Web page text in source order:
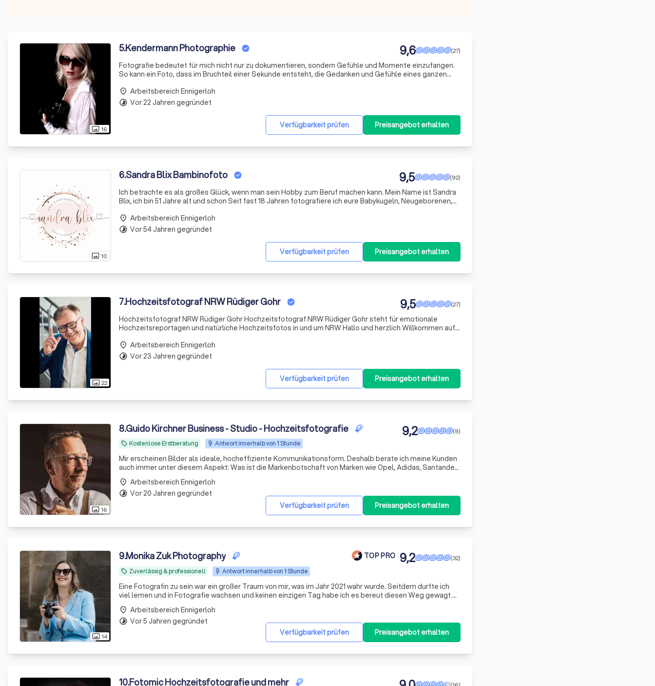
photo_size_select_actual 16
5.Kendermann Photographie (27)
9,6
Fotografie bedeutet für mich nicht nur zu dokumentieren, sondern Gefühle und Momente einzufangen.
So kann ein Foto, dass im Bruchteil einer Sekunde entsteht, die Gedanken und Gefühle eines ganzen
eine pe
Verfügbarkeit prüfen Preisangebot erhalten
place Arbeitsbereich Ennigerloh
timelapse Vor 22 Jahren gegründet
photo_size_select_actual 10
6.Sandra Blix Bambinofoto (92)
9,5
Ich betrachte es als großes Glück, wenn man sein Hobby zum Beruf machen kann. Mein Name ist Sandra
Blix, ich bin 51 Jahre alt und schon Seit fast 18 Jahren fotografiere ich eure Babykugeln, Neugeborenen,
Verfügbarkeit prüfen Preisangebot erhalten
place Arbeitsbereich Ennigerloh
timelapse Vor 54 Jahren gegründet
photo_size_select_actual22
7.Hochzeitsfotograf NRW Rüdiger Gohr (27)
9,5
Hochzeitsfotograf NRW Rüdiger Gohr Hochzeitsfotograf NRW Rüdiger Gohr steht für emotionale
Hochzeitsreportagen und natürliche Hochzeitsfotos in und um NRW Hallo und herzlich Willkommen auf
auf nat
Verfügbarkeit prüfen Preisangebot erhalten
place Arbeitsbereich Ennigerloh
timelapse Vor 23 Jahren gegründet
photo_size_select_actual 16
8.Guido Kirchner Business - Studio - Hochzeitsfotografie
local_offer Kostenlose Erstberatung Antwort innerhalb von 1 Stunde
(9)
9,2
Mir erscheinen Bilder als ideale, hocheffiziente Kommunikationsform. Deshalb berate ich meine Kunden
auch immer unter diesem Aspekt: Was ist die Markenbotschaft von Marken wie Opel, Adidas, Santander,
Borussia Dortmund oder Schalke 04, und mit welchem Bild können wir die Botschaft am deutlichsten au
Verfügbarkeit prüfen Preisangebot erhalten
place Arbeitsbereich Ennigerloh
timelapse Vor 20 Jahren gegründet
photo_size_select_actual 14
9.Monika Zuk Photography TOP PRO
local_offer Zuverlässig & professionell Antwort innerhalb von 1 Stunde
(32)
9,2
Eine Fotografin zu sein war ein großer Traum von mir, was im Jahr 2021 wahr wurde. Seitdem durfte ich
viel lernen und in Fotografie wachsen und keinen einzigen Tag habe ich es bereut diesen Weg gewagt zu
haben. Fotografie ist meine Leidenschaft und ich liebe es jedes Mal Menschen unter verschiedene
Verfügbarkeit prüfen Preisangebot erhalten
place Arbeitsbereich Ennigerloh
timelapse Vor 5 Jahren gegründet
10.Fotomic Hochzeitsfotografie und mehr